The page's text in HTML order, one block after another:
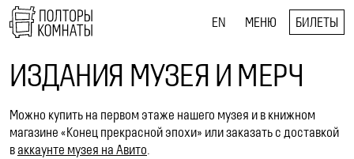
EN МЕНЮ БИЛЕТЫ
ИЗДАНИЯ МУЗЕЯ И МЕРЧ
Можно купить на первом этаже нашего музея и в книжном
магазине «Конец прекрасной эпохи» или заказать с доставкой
ваккаунте музея на Авито.